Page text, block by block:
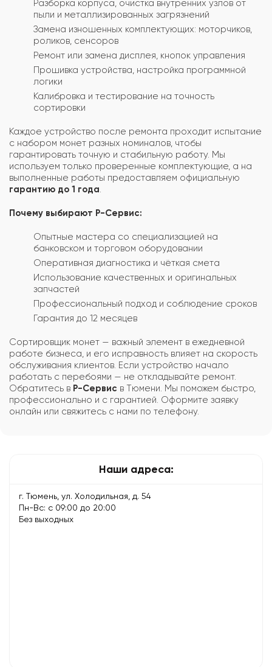
Разборка корпуса, очистка внутренних узлов от
пыли и металлизированных загрязнений
Замена изношенных комплектующих: моторчиков,
роликов, сенсоров
Ремонт или замена дисплея, кнопок управления
Прошивка устройства, настройка программной
логики
Калибровка и тестирование на точность
сортировки
Каждое устройство после ремонта проходит испытание
с набором монет разных номиналов, чтобы
гарантировать точную и стабильную работу. Мы
используем только проверенные комплектующие, а на
выполненные работы предоставляем официальную
гарантию до 1 года
Почему выбирают Р-Сервис:
Опытные мастера со специализацией на
банковском и торговом оборудовании
Оперативная диагностика и чёткая смета
Использование качественных и оригинальных
запчастей
Профессиональный подход и соблюдение сроков
Гарантия до 12 месяцев
Сортировщик монет — важный элемент в ежедневной
работе бизнеса, и его исправность влияет на скорость
обслуживания клиентов. Если устройство начало
работать с перебоями — не откладывайте ремонт.
Обратитесь в Р-Сервис в Тюмени. Мы поможем быстро,
профессионально и с гарантией. Оформите заявку
онлайн или свяжитесь с нами по телефону.
Наши адреса:
г. Тюмень, ул. Холодильная, д. 54
Пн-Вс: с 09:00 до 20:00
Без выходных